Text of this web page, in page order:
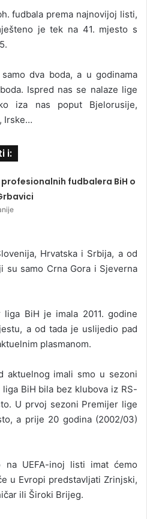
fudbala prema najnovijoj listi,
je tek na 41. mjesto s
dva boda, a u godinama
Ispred nas se nalaze lige
iza nas poput Bjelorusije,
Irske…
i:
fudbalera BiH o
Hrvatska i Srbija, a od
su samo Crna Gora i Sjeverna
BiH je imala 2011. godine
a od tada je uslijedio pad
plasmanom.
aktuelnog imali smo u sezoni
BiH bila bez klubova iz RS-
U prvoj sezoni Premijer lige
a prije 20 godina (2002/03)
na UEFA-inoj listi imat ćemo
u Evropi predstavljati Zrinjski,
ili Široki Brijeg.